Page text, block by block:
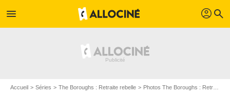
menu profil search
Accueil Séries The Boroughs : Retraite rebelle Photos The Boroughs : Retraite rebelle